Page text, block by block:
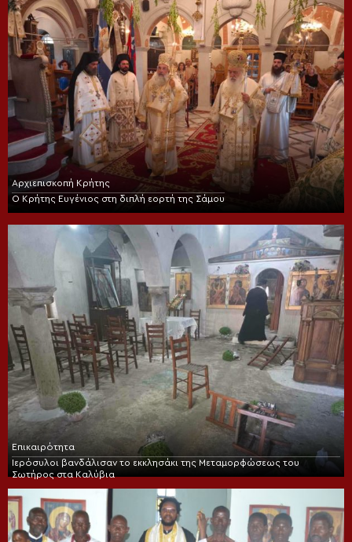
Αρχιεπισκοπή Κρήτης
Ο Κρήτης Ευγένιος στη διπλή εορτή της Σάμου
Επικαιρότητα
Ιερόσυλοι βανδάλισαν το εκκλησάκι της Μεταμορφώσεως του
Σωτήρος στα Καλύβια